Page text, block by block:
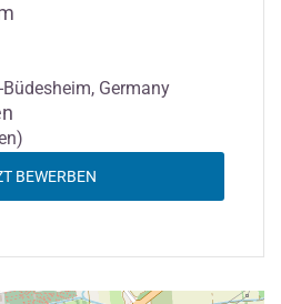
Germany
BEWERBEN